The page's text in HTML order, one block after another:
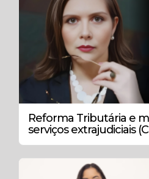
Reforma Tributária e
serviços extrajudiciais